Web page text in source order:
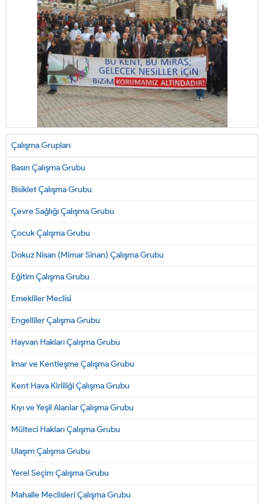
Çalışma Grupları
Basın Çalışma Grubu
Bisiklet Çalışma Grubu
Çevre Sağlığı Çalışma Grubu
Çocuk Çalışma Grubu
Dokuz Nisan (Mimar Sinan) Çalışma Grubu
Eğitim Çalışma Grubu
Emekliler Meclisi
Engelliler Çalışma Grubu
Hayvan Hakları Çalışma Grubu
İmar ve Kentleşme Çalışma Grubu
Kent Hava Kirliliği Çalışma Grubu
Kıyı ve Yeşil Alanlar Çalışma Grubu
Mülteci Hakları Çalışma Grubu
Ulaşım Çalışma Grubu
Yerel Seçim Çalışma Grubu
Mahalle Meclisleri Çalışma Grubu